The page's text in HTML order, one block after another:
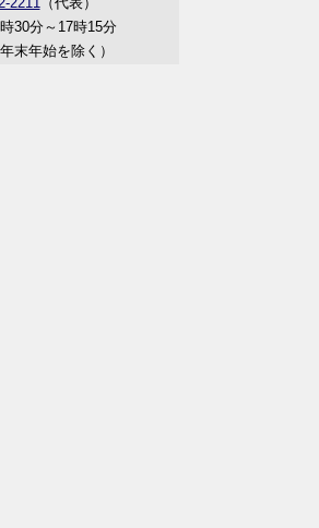
30分～17時15分
末年始を除く）